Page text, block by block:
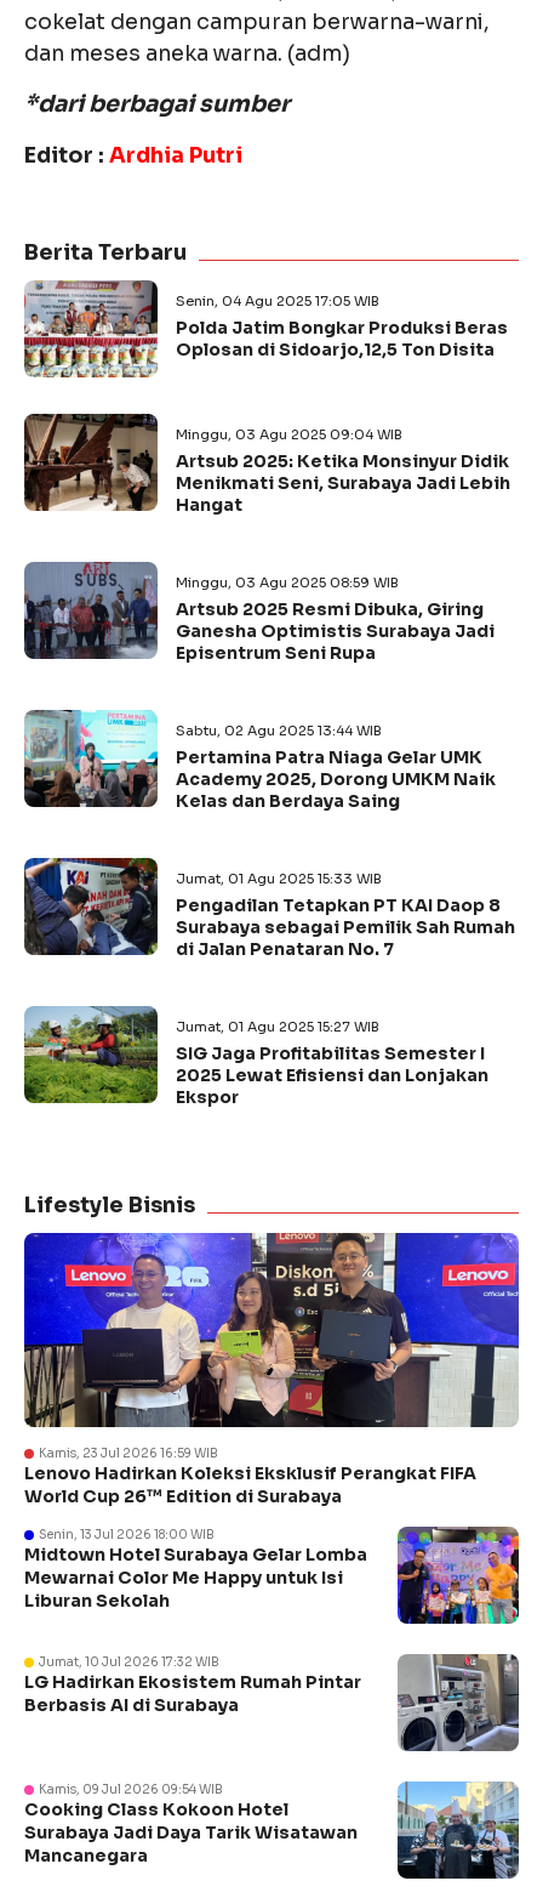
cokelat dengan campuran berwarna-warni,
dan meses aneka warna. (adm)
*dari berbagai sumber
Editor : Ardhia Putri
Berita Terbaru
Senin, 04 Agu 2025 17:05 WIB
Polda Jatim Bongkar Produksi Beras
Oplosan di Sidoarjo,12,5 Ton Disita
Minggu, 03 Agu 2025 09:04 WIB
Artsub 2025: Ketika Monsinyur Didik
Menikmati Seni, Surabaya Jadi Lebih
Hangat
Minggu, 03 Agu 2025 08:59 WIB
Artsub 2025 Resmi Dibuka, Giring
Ganesha Optimistis Surabaya Jadi
Episentrum Seni Rupa
Sabtu, 02 Agu 2025 13:44 WIB
Pertamina Patra Niaga Gelar UMK
Academy 2025, Dorong UMKM Naik
Kelas dan Berdaya Saing
Jumat, 01 Agu 2025 15:33 WIB
Pengadilan Tetapkan PT KAI Daop 8
Surabaya sebagai Pemilik Sah Rumah
di Jalan Penataran No. 7
Jumat, 01 Agu 2025 15:27 WIB
SIG Jaga Profitabilitas Semester I
2025 Lewat Efisiensi dan Lonjakan
Ekspor
Lifestyle Bisnis
Kamis, 23 Jul 2026 16:59 WIB
Lenovo Hadirkan Koleksi Eksklusif Perangkat FIFA
World Cup 26™ Edition di Surabaya
Senin, 13 Jul 2026 18:00 WIB
Midtown Hotel Surabaya Gelar Lomba
Mewarnai Color Me Happy untuk Isi
Liburan Sekolah
Jumat, 10 Jul 2026 17:32 WIB
LG Hadirkan Ekosistem Rumah Pintar
Berbasis AI di Surabaya
Kamis, 09 Jul 2026 09:54 WIB
Cooking Class Kokoon Hotel
Surabaya Jadi Daya Tarik Wisatawan
Mancanegara